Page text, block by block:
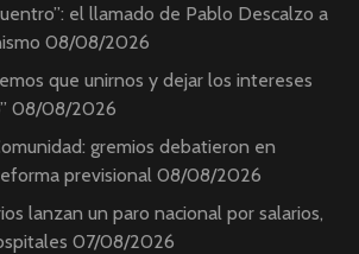
el llamado de Pablo Descalzo a
08/08/2026
que unirnos y dejar los intereses
08/08/2026
gremios debatieron en
previsional 08/08/2026
lanzan un paro nacional por salarios,
07/08/2026